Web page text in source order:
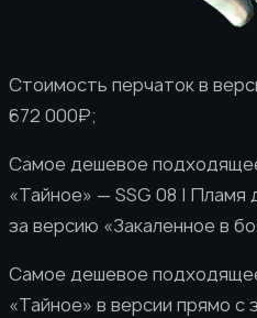
Стоимость перчаток в
672 000₽;
Самое дешевое
«Тайное» — SSG 08 | Пламя
за версию «Закаленное в
Самое дешевое
«Тайное» в версии прямо с